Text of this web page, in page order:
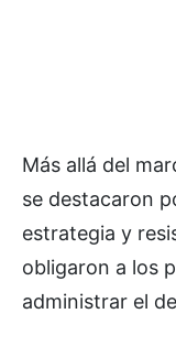
Más allá del
se destacaron
estrategia y
obligaron a los
administrar el